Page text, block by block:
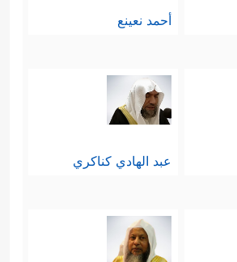
أحمد نعينع
عبد الهادي كناكري